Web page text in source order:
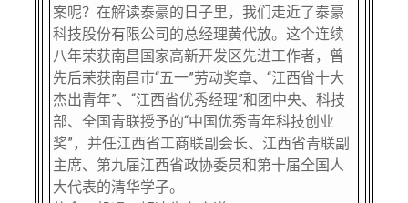
实用信息
总会章程
理事会名单
制度法规
联系我们
案呢？在解读泰豪的日子里，我们走近了泰豪
科技股份有限公司的总经理黄代放。这个连续
八年荣获南昌国家高新开发区先进工作者，曾
先后荣获南昌市“五一”劳动奖章、“江西省十大
杰出青年”、“江西省优秀经理”和团中央、科技
部、全国青联授予的“中国优秀青年科技创业
奖”，并任江西省工商联副会长、江西省青联副
主席、第九届江西省政协委员和第十届全国人
大代表的清华学子。